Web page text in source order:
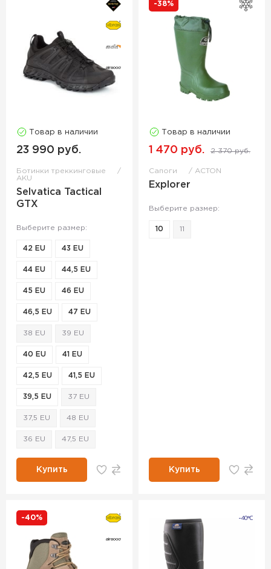
Товар в наличии
23 990 руб.
Ботинки треккинговые
AKU
Selvatica Tactical
GTX
Выберите размер:
42 EU 43 EU
44 EU 44,5 EU
45 EU 46 EU
46,5 EU 47 EU
38 EU 39 EU
40 EU 41 EU
42,5 EU 41,5 EU
39,5 EU 37 EU
37,5 EU 48 EU
36 EU 47,5 EU
Купить
-38%
Товар в наличии
1 470 руб. 2 370 руб.
Сапоги ACTON
Explorer
Выберите размер:
10 11
Купить
-40%